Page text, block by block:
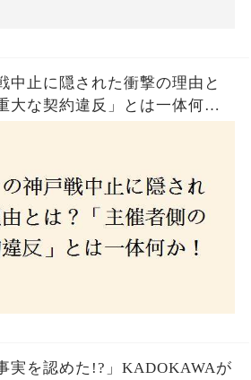
中止に隠された衝撃の理由と
大な契約違反」とは一体何
実を認めた!?」KADOKAWAが